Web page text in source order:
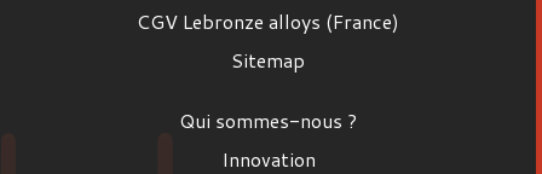
CGV Lebronze alloys (France)
Sitemap
Qui sommes-nous ?
Innovation